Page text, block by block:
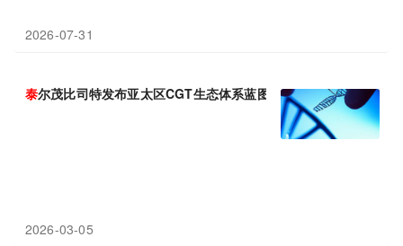
2026-07-31
泰尔茂比司特发布亚太区CGT生态体系蓝图
2026-03-05